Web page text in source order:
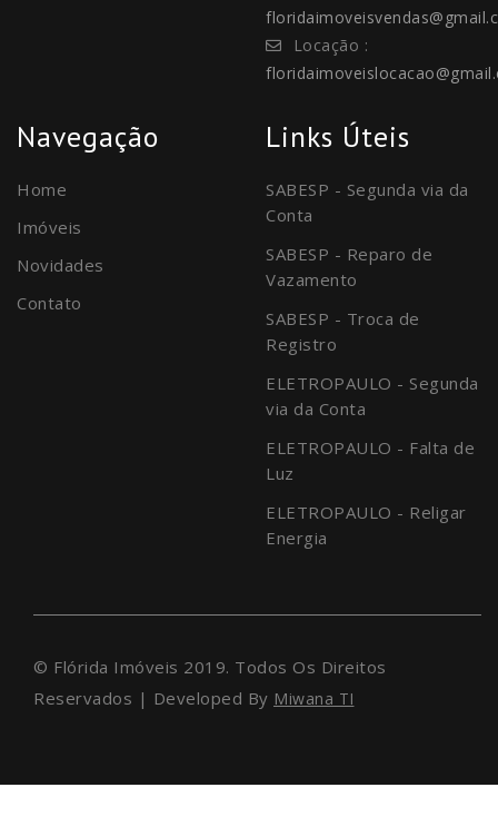
Locação :
Navegação
Home
Imóveis
Novidades
Contato
Links Úteis
SABESP - Segunda via da
Conta
SABESP - Reparo de
Vazamento
SABESP - Troca de
Registro
ELETROPAULO - Segunda
via da Conta
ELETROPAULO - Falta de
Luz
ELETROPAULO - Religar
Energia
© Flórida Imóveis 2019. Todos Os Direitos
Reservados | Developed By Miwana TI